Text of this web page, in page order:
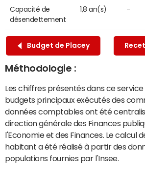
Capacité de
désendettement
1,8 an(s) -
Budget de Placey
Méthodologie :
Les chiffres présentés dans ce
budgets principaux exécutés des
données comptables ont été
direction générale des Finances
l'Economie et des Finances. Le calcul
habitant a été réalisé à partir des
populations fournies par l'Insee.